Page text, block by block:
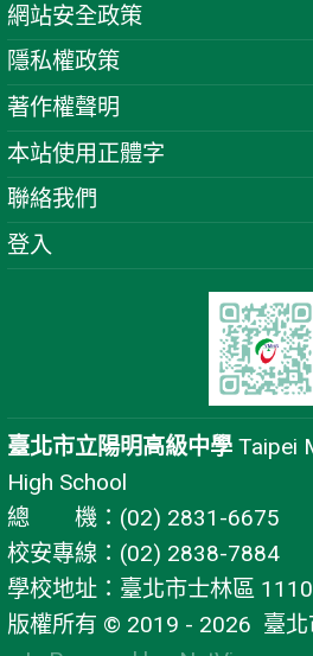
網站安全政策
隱私權政策
著作權聲明
本站使用正體字
聯絡我們
登入
臺北市立陽明高級中學 Taipei
High School
總 機：(02) 2831-6675
校安專線：(02) 2838-7884
學校地址：臺北市士林區
版權所有 © 2019 - 2026 臺